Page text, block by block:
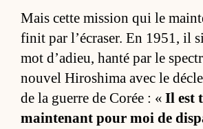
Mais cette mis­sion qui le
fi­nit par l’écra­ser. En 1951, il
mot d’adieu, hanté par le
nou­vel Hi­ro­shima avec le
de la guerre de Co­rée : « Il est
main­te­nant pour moi de